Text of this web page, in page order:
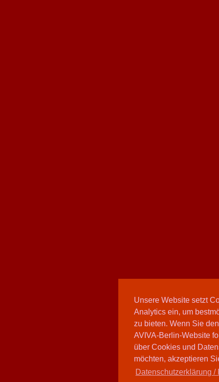
Unsere Website setzt
Analytics ein, um
zu bieten. Wenn Sie
AVIVA-Berlin-Website
über Cookies und
möchten, akzeptieren
Datenschutzerklärung /